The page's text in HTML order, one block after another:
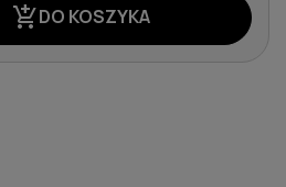
add_shopping_cartDO KOSZYKA